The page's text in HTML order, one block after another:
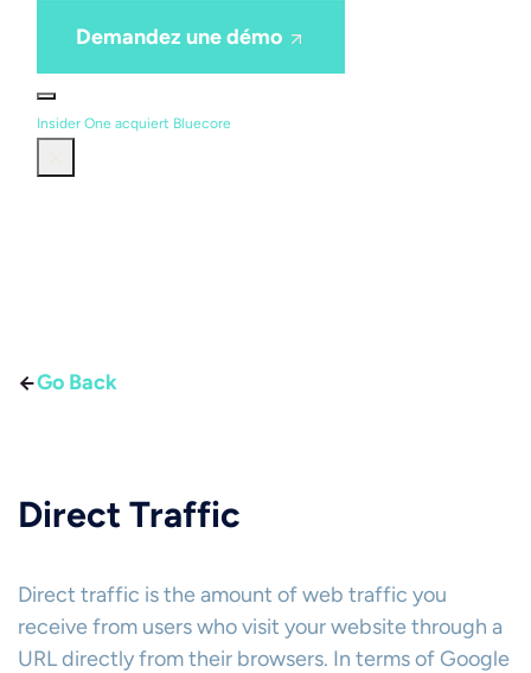
Demandez une démo
Insider One acquiert Bluecore
Go Back
Direct Traffic
Direct traffic is the amount of web traffic you
receive from users who visit your website through a
URL directly from their browsers. In terms of Google